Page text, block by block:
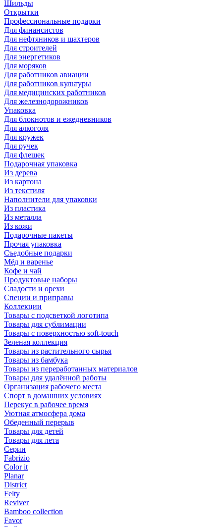
Шильды
Открытки
Профессиональные подарки
Для финансистов
Для нефтяников и шахтеров
Для строителей
Для энергетиков
Для моряков
Для работников авиации
Для работников культуры
Для медицинских работников
Для железнодорожников
Упаковка
Для блокнотов и ежедневников
Для алкоголя
Для кружек
Для ручек
Для флешек
Подарочная упаковка
Из дерева
Из картона
Из текстиля
Наполнители для упаковки
Из пластика
Из металла
Из кожи
Подарочные пакеты
Прочая упаковка
Съедобные подарки
Мёд и варенье
Кофе и чай
Продуктовые наборы
Сладости и орехи
Специи и приправы
Коллекции
Товары с подсветкой логотипа
Товары для сублимации
Товары с поверхностью soft-touch
Зеленая коллекция
Товары из растительного сырья
Товары из бамбука
Товары из переработанных материалов
Товары для удалённой работы
Организация рабочего места
Спорт в домашних условиях
Перекус в рабочее время
Уютная атмосфера дома
Обеденный перерыв
Товары для детей
Товары для лета
Серии
Fabrizio
Color it
Planar
District
Felty
Reviver
Bamboo collection
Favor